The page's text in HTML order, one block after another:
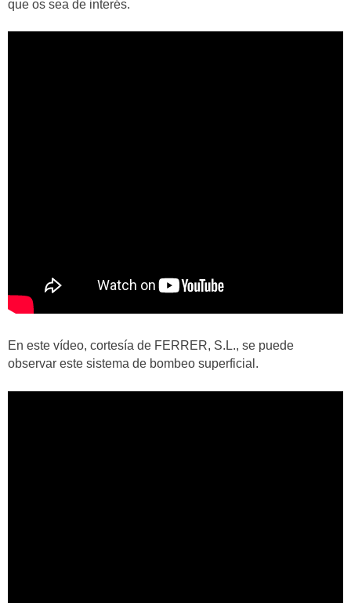
que os sea de interés.
En este vídeo, cortesía de FERRER, S.L., se puede
observar este sistema de bombeo superficial.